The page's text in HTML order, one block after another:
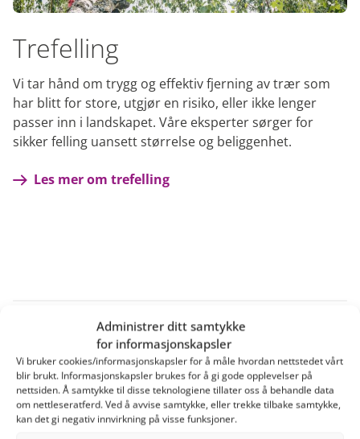
Administrer ditt samtykke
for informasjonskapsler
Vi bruker cookies/informasjonskapsler for å måle hvordan nettstedet vårt
blir brukt. Informasjonskapsler brukes for å gi gode opplevelser på
nettsiden. Å samtykke til disse teknologiene tillater oss å behandle data
om nettleseratferd. Ved å avvise samtykke, eller trekke tilbake samtykke,
kan det gi negativ innvirkning på visse funksjoner.
Trefelling
Vi tar hånd om trygg og effektiv fjerning av trær som
har blitt for store, utgjør en risiko, eller ikke lenger
passer inn i landskapet. Våre eksperter sørger for
sikker felling uansett størrelse og beliggenhet.
Les mer om trefelling